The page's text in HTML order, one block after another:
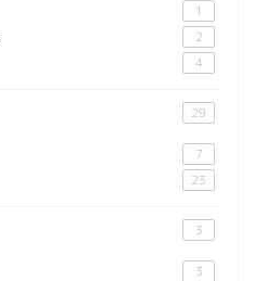
1
2
4
29
7
23
3
3